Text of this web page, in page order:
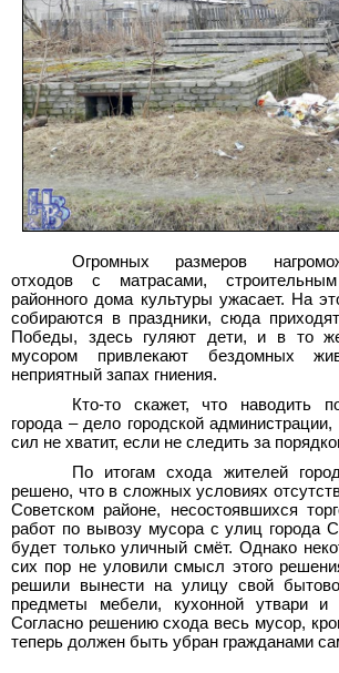
Огромных размеров
отходов с матрасами,
районного дома культуры ужасает. На
собираются в праздники, сюда
Победы, здесь гуляют дети, и в то
мусором привлекают бездомных
неприятный запах гниения.
Кто-то скажет, что наводить
города – дело городской администрации,
сил не хватит, если не следить за
По итогам схода жителей
решено, что в сложных условиях
Советском районе, несостоявшихся
работ по вывозу мусора с улиц города
будет только уличный смёт. Однако
сих пор не уловили смысл этого
решили вынести на улицу свой
предметы мебели, кухонной утвари и
Согласно решению схода весь мусор,
теперь должен быть убран гражданами